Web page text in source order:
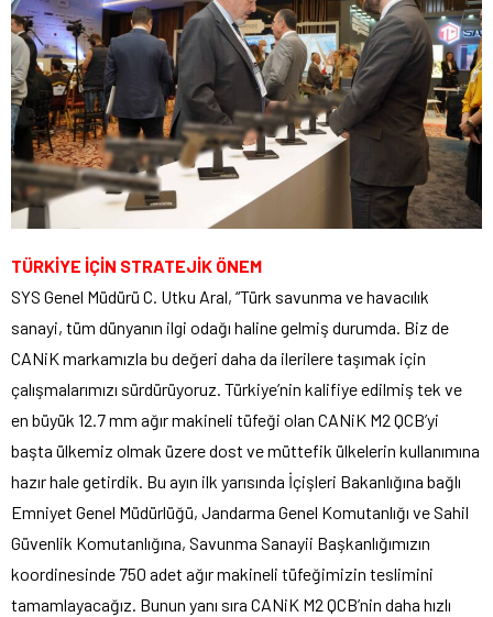
TÜRKİYE İÇİN STRATEJİK ÖNEM
SYS Genel Müdürü C. Utku Aral, “Türk savunma ve havacılık
sanayi, tüm dünyanın ilgi odağı haline gelmiş durumda. Biz de
CANiK markamızla bu değeri daha da ilerilere taşımak için
çalışmalarımızı sürdürüyoruz. Türkiye’nin kalifiye edilmiş tek ve
en büyük 12.7 mm ağır makineli tüfeği olan CANiK M2 QCB’yi
başta ülkemiz olmak üzere dost ve müttefik ülkelerin kullanımına
hazır hale getirdik. Bu ayın ilk yarısında İçişleri Bakanlığına bağlı
Emniyet Genel Müdürlüğü, Jandarma Genel Komutanlığı ve Sahil
Güvenlik Komutanlığına, Savunma Sanayii Başkanlığımızın
koordinesinde 750 adet ağır makineli tüfeğimizin teslimini
tamamlayacağız. Bunun yanı sıra CANiK M2 QCB’nin daha hızlı